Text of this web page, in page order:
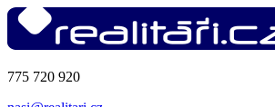
775 720 920